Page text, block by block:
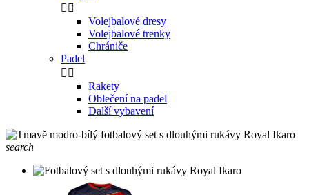
 
Volejbalové dresy
Volejbalové trenky
Chrániče
Padel
 
Rakety
Oblečení na padel
Další vybavení
search